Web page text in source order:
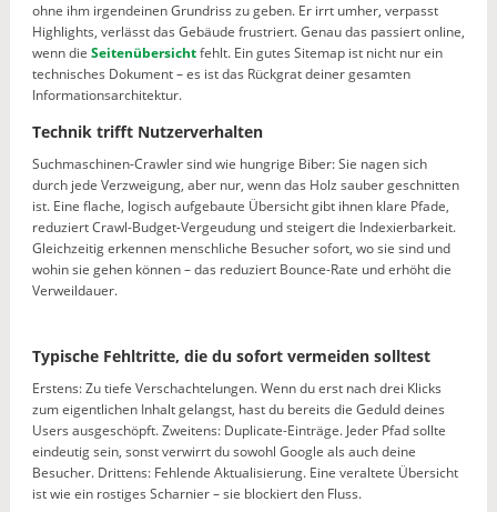
ohne ihm irgendeinen Grundriss zu geben. Er irrt umher, verpasst
Highlights, verlässt das Gebäude frustriert. Genau das passiert online,
wenn die Seitenübersichtfehlt. Ein gutes Sitemap ist nicht nur ein
technisches Dokument – es ist das Rückgrat deiner gesamten
Informationsarchitektur.
Technik trifft Nutzerverhalten
Suchmaschinen-Crawler sind wie hungrige Biber: Sie nagen sich
durch jede Verzweigung, aber nur, wenn das Holz sauber geschnitten
ist. Eine flache, logisch aufgebaute Übersicht gibt ihnen klare Pfade,
reduziert Crawl-Budget-Vergeudung und steigert die Indexierbarkeit.
Gleichzeitig erkennen menschliche Besucher sofort, wo sie sind und
wohin sie gehen können – das reduziert Bounce-Rate und erhöht die
Verweildauer.
Typische Fehltritte, die du sofort vermeiden solltest
Erstens: Zu tiefe Verschachtelungen. Wenn du erst nach drei Klicks
zum eigentlichen Inhalt gelangst, hast du bereits die Geduld deines
Users ausgeschöpft. Zweitens: Duplicate-Einträge. Jeder Pfad sollte
eindeutig sein, sonst verwirrt du sowohl Google als auch deine
Besucher. Drittens: Fehlende Aktualisierung. Eine veraltete Übersicht
ist wie ein rostiges Scharnier – sie blockiert den Fluss.